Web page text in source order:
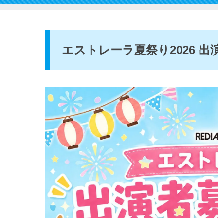
エストレーラ夏祭り2026 出